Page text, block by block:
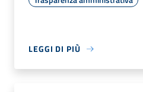
LEGGI DI PIÙ